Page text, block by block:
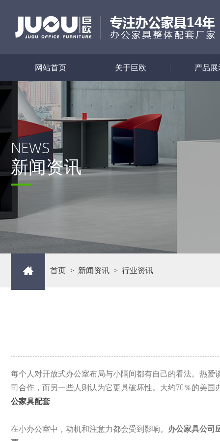
网站首页 关于巨欧 产品展
NEWS
新闻资讯
首页 > 新闻资讯 > 行业资讯
每个人对开放式办公室布局与小隔间都有自己的看法。热
司合作，而另一些人则认为它更具破坏性。大约70％的美
公家具配套
在小办公室中，动机和注意力都会受到影响。 办公家具公司